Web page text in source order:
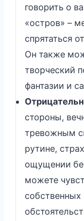
говорить о
«остров» –
спрятаться
Он также
творческий
фантазии и
стороны,
тревожным
рутине,
ощущении
можете